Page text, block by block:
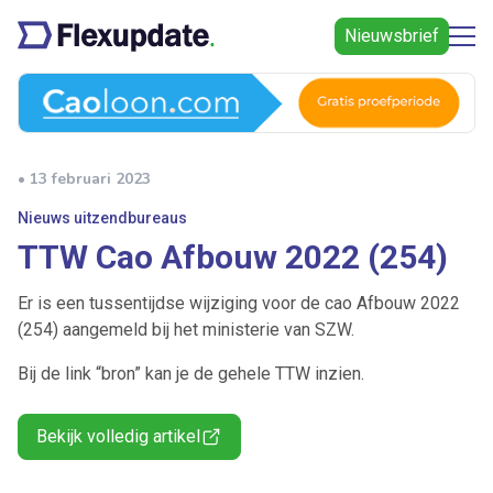
Nieuwsbrief
• 13 februari 2023
Nieuws uitzendbureaus
TTW Cao Afbouw 2022 (254)
Er is een tussentijdse wijziging voor de cao Afbouw 2022
(254) aangemeld bij het ministerie van SZW.
Bij de link “bron” kan je de gehele TTW inzien.
Bekijk volledig artikel